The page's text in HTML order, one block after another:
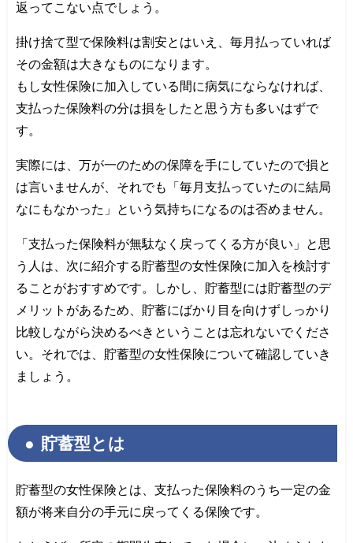
返ってこない点でしょう。
掛け捨て型で保険料は割安とはいえ、毎月払っていれば
その金額は大きなものになります。
もし女性保険に加入している間に病気にならなければ、
支払った保険料の分は損をしたと思う方も多いはずで
す。
実際には、万が一のための保障を手にしていたので損と
は言いませんが、それでも「毎月支払っていたのに結局
なにもなかった」という気持ちになるのは否めません。
「支払った保険料が無駄なく戻ってくる方が良い」と思
う人は、次に紹介する貯蓄型の女性保険に加入を検討す
ることがおすすめです。しかし、貯蓄型には貯蓄型のデ
メリットがあるため、貯蓄にばかり目を向けずしっかり
比較しながら決めるべきということは忘れないでくださ
い。それでは、貯蓄型の女性保険について確認していき
ましょう。
貯蓄型とは
貯蓄型の女性保険とは、支払った保険料のうち一定の金
額が将来自分の手元に戻ってくる保険です。